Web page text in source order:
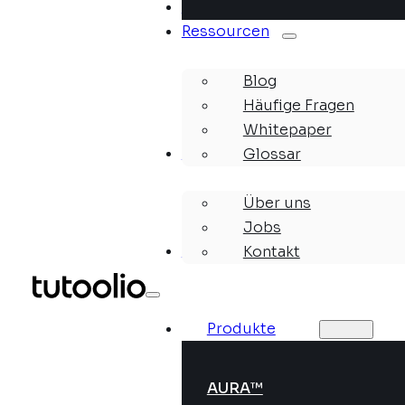
Ressourcen
Blog
Häufige Fragen
Whitepaper
Glossar
Unternehmen
Über uns
Jobs
Kontakt
Webinare
Produkte
AURA™